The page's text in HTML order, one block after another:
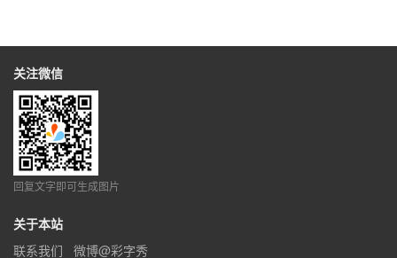
关注微信
回复文字即可生成图片
关于本站
联系我们
微博@彩字秀